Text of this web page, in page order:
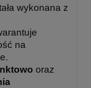
wykonana z
na
oraz